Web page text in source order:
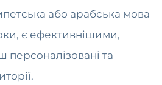
або арабська мова
є ефективнішими,
персоналізовані та